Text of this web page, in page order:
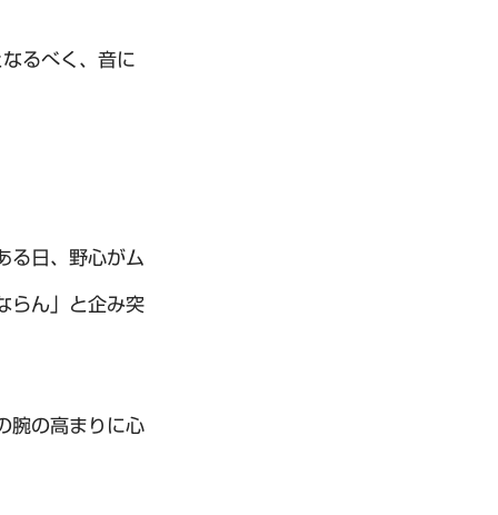
るべく、音に
る日、野心がム
らん」と企み突
腕の高まりに心